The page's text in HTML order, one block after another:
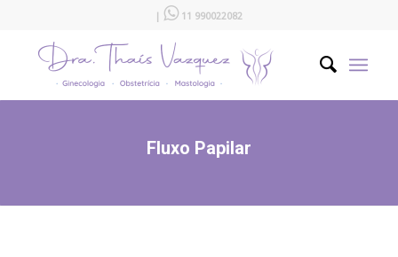
|  11 990022082
Fluxo Papilar